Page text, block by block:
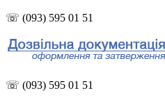
☏ (093) 595 01 51
☏ (093) 595 01 51